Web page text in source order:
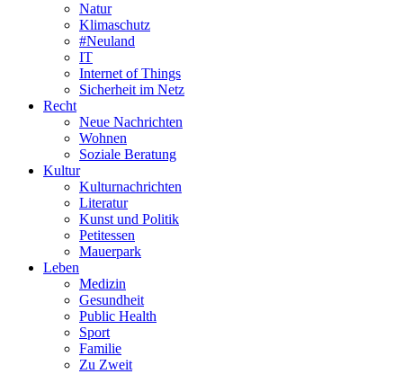
Natur
Klimaschutz
#Neuland
IT
Internet of Things
Sicherheit im Netz
Recht
Neue Nachrichten
Wohnen
Soziale Beratung
Kultur
Kulturnachrichten
Literatur
Kunst und Politik
Petitessen
Mauerpark
Leben
Medizin
Gesundheit
Public Health
Sport
Familie
Zu Zweit